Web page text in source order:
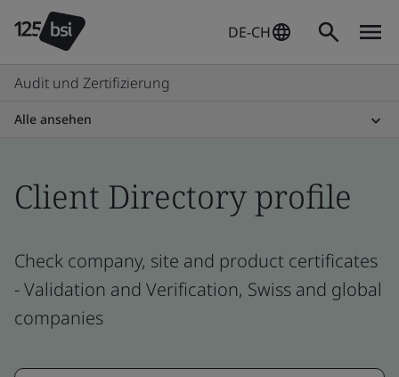
DE-CH
Audit und Zertifizierung
Alle ansehen
Client Directory profile
Check company, site and product certificates
- Validation and Verification, Swiss and global
companies